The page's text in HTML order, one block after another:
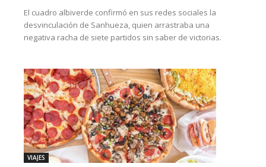
El cuadro albiverde confirmó en sus redes sociales la
desvinculación de Sanhueza, quien arrastraba una
negativa racha de siete partidos sin saber de victorias.
VIAJES